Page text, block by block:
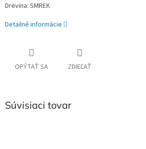
Drevina: SMREK
Detailné informácie
OPÝTAŤ SA ZDIEĽAŤ
Súvisiaci tovar